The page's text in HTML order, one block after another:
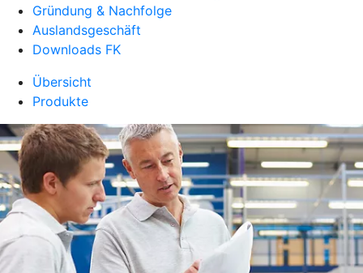
Gründung & Nachfolge
Auslandsgeschäft
Downloads FK
Übersicht
Produkte